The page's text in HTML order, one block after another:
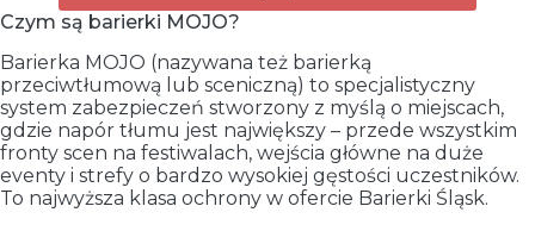
Czym są barierki MOJO?
Barierka MOJO (nazywana też barierką
przeciwtłumową lub sceniczną) to specjalistyczny
system zabezpieczeń stworzony z myślą o miejscach,
gdzie napór tłumu jest największy – przede wszystkim
fronty scen na festiwalach, wejścia główne na duże
eventy i strefy o bardzo wysokiej gęstości uczestników.
To najwyższa klasa ochrony w ofercie Barierki Śląsk.